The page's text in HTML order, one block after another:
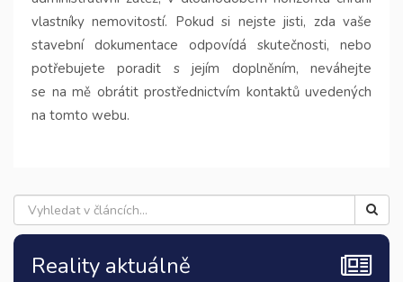
vlastníky nemovitostí. Pokud si nejste jisti, zda vaše
stavební dokumentace odpovídá skutečnosti, nebo
potřebujete poradit s jejím doplněním, neváhejte
se na mě obrátit prostřednictvím kontaktů uvedených
na tomto webu.
Reality aktuálně